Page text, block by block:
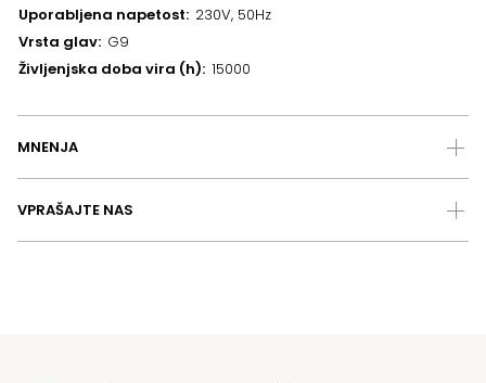
Uporabljena napetost 230V, 50Hz
Vrsta glav G9
Življenjska doba vira (h) 15000
MNENJA
VPRAŠAJTE NAS